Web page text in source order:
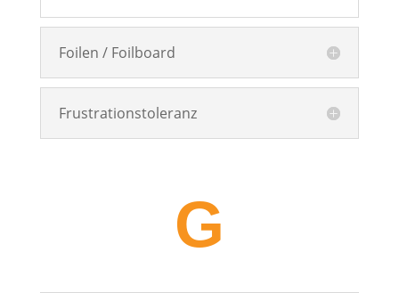
Foilen / Foilboard
Frustrationstoleranz
G